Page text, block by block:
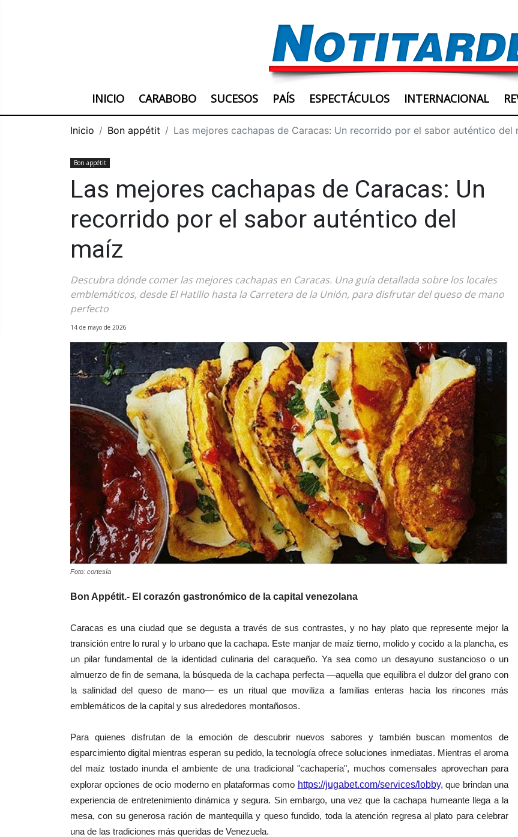
INICIO CARABOBO SUCESOS PAÍS ESPECTÁCULOS INTERNACIONAL
Inicio Bon appétit Las mejores cachapas de Caracas: Un recorrido por el sabor auténtico del
Bon appétit
Las mejores cachapas de Caracas: Un
recorrido por el sabor auténtico del
maíz
Descubra dónde comer las mejores cachapas en Caracas. Una guía detallada sobre los locales
emblemáticos, desde El Hatillo hasta la Carretera de la Unión, para disfrutar del queso de mano
perfecto
14 de mayo de 2026
Foto: cortesía
Bon Appétit.- El corazón gastronómico de la capital venezolana
Caracas es una ciudad que se degusta a través de sus contrastes, y no hay plato que represente mejor la
transición entre lo rural y lo urbano que la cachapa. Este manjar de maíz tierno, molido y cocido a la plancha, es
un pilar fundamental de la identidad culinaria del caraqueño. Ya sea como un desayuno sustancioso o un
almuerzo de fin de semana, la búsqueda de la cachapa perfecta —aquella que equilibra el dulzor del grano con
la salinidad del queso de mano— es un ritual que moviliza a familias enteras hacia los rincones más
emblemáticos de la capital y sus alrededores montañosos.
Para quienes disfrutan de la emoción de descubrir nuevos sabores y también buscan momentos de
esparcimiento digital mientras esperan su pedido, la tecnología ofrece soluciones inmediatas. Mientras el aroma
del maíz tostado inunda el ambiente de una tradicional "cachapería", muchos comensales aprovechan para
explorar opciones de ocio moderno en plataformas como https://jugabet.com/services/lobby, que brindan una
experiencia de entretenimiento dinámica y segura. Sin embargo, una vez que la cachapa humeante llega a la
mesa, con su generosa ración de mantequilla y queso fundido, toda la atención regresa al plato para celebrar
una de las tradiciones más queridas de Venezuela.